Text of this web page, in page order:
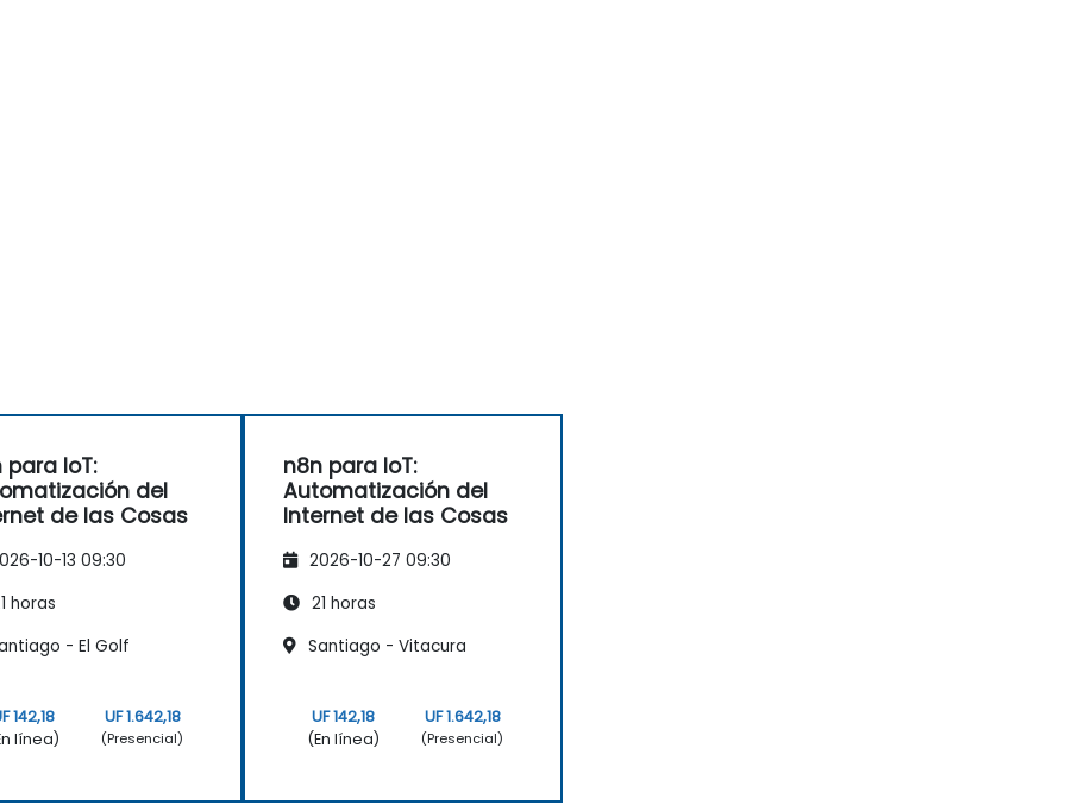
para IoT:
del
de las Cosas
10-13 09:30
horas
- El Golf
142,18
línea)
UF 1.642,18
(Presencial)
n8n para IoT:
Automatización del
Internet de las Cosas
2026-10-27 09:30
21 horas
Santiago - Vitacura
UF 142,18
(En línea)
UF 1.642,18
(Presencial)